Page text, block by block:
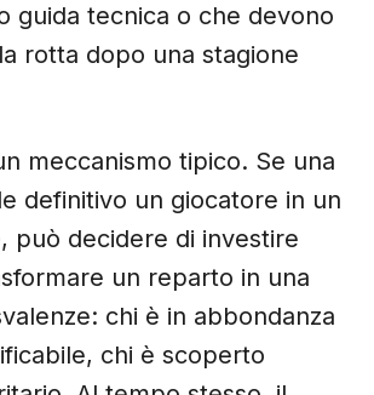
guida tecnica o che devono
rotta dopo una stagione
meccanismo tipico. Se una
definitivo un giocatore in un
può decidere di investire
un reparto in una
chi è in abbondanza
chi è scoperto